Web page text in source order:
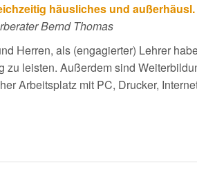
häusliches und
Bernd Thomas
Herren, als (engagierter) Lehrer
zu leisten. Außerdem sind
Arbeitsplatz mit PC, Drucker,